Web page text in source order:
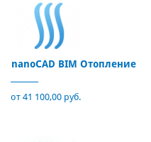
nanoCAD BIM Отопление
от 41 100,00 руб.